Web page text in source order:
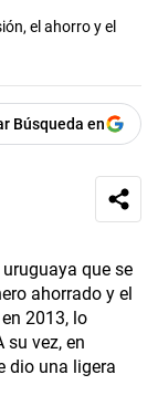
el ahorro y el
Búsqueda en
que se
ahorrado y el
2013, lo
vez, en
dio una ligera